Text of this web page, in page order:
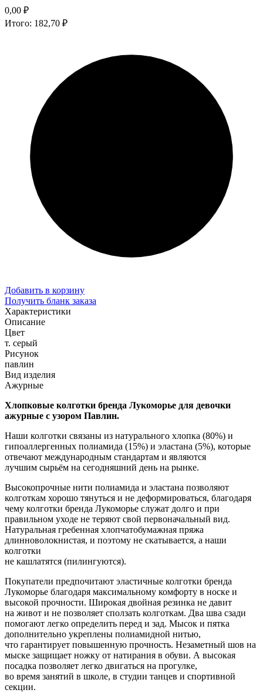
0,00 ₽
Итого: 182,70 ₽
Добавить в корзину
Получить бланк заказа
Характеристики
Описание
Цвет
т. серый
Рисунок
павлин
Вид изделия
Ажурные
Хлопковые колготки бренда Лукоморье для девочки
ажурные с узором Павлин.
Наши колготки связаны из натурального хлопка (80%) и
гипоаллергенных полиамида (15%) и эластана (5%), которые
отвечают международным стандартам и являются
лучшим сырьём на сегодняшний день на рынке.
Высокопрочные нити полиамида и эластана позволяют
колготкам хорошо тянуться и не деформироваться, благодаря
чему колготки бренда Лукоморье служат долго и при
правильном уходе не теряют свой первоначальный вид.
Натуральная гребенная хлопчатобумажная пряжа
длинноволокнистая, и поэтому не скатывается, а наши
колготки
не кашлатятся (пилингуются).
Покупатели предпочитают эластичные колготки бренда
Лукоморье благодаря максимальному комфорту в носке и
высокой прочности. Широкая двойная резинка не давит
на живот и не позволяет сползать колготкам. Два шва сзади
помогают легко определить перед и зад. Мысок и пятка
дополнительно укреплены полиамидной нитью,
что гарантирует повышенную прочность. Незаметный шов на
мыске защищает ножку от натирания в обуви. А высокая
посадка позволяет легко двигаться на прогулке,
во время занятий в школе, в студии танцев и спортивной
секции.